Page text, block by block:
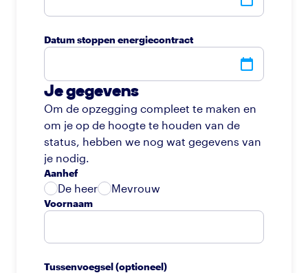
Datum stoppen energiecontract
Je gegevens
Om de opzegging compleet te maken en
om je op de hoogte te houden van de
status, hebben we nog wat gegevens van
je nodig.
Aanhef
De heer Mevrouw
Voornaam
Tussenvoegsel(optioneel)